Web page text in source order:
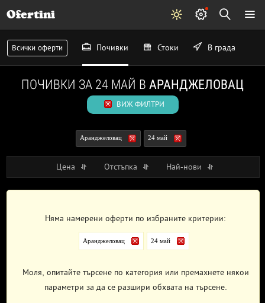
Ofertini
Всички оферти Почивки Стоки В града
ПОЧИВКИ ЗА 24 МАЙ В АРАНДЖЕЛОВАЦ
ВИЖ ФИЛТРИ
Аранджеловац 24 май
Цена Отстъпка Най-нови
Няма намерени оферти по избраните критерии:
Аранджеловац 24 май
Моля, опитайте търсене по категория или премахнете някои
параметри за да се разшири обхвата на търсене.